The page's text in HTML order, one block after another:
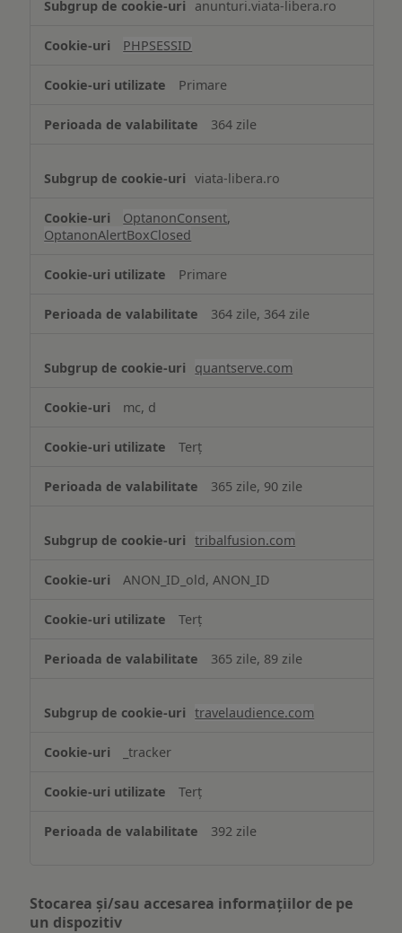
de
Cookie
necesare
anunturi.viata-libera.ro
PHPSESSID
Primare
364 zile
viata-libera.ro
OptanonConsent,
OptanonAlertBoxClosed
Primare
364 zile, 364 zile
quantserve.com
mc, d
Terț
365 zile, 90 zile
tribalfusion.com
ANON_ID_old, ANON_ID
Terț
365 zile, 89 zile
travelaudience.com
_tracker
Terț
392 zile
Stocarea și/sau accesarea informațiilor de pe
un dispozitiv